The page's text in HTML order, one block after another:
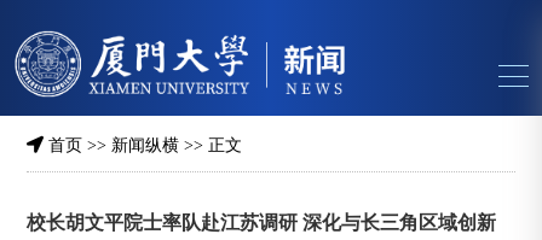
首页 >> 新闻纵横 >> 正文
校长胡文平院士率队赴江苏调研 深化与长三角区域创新